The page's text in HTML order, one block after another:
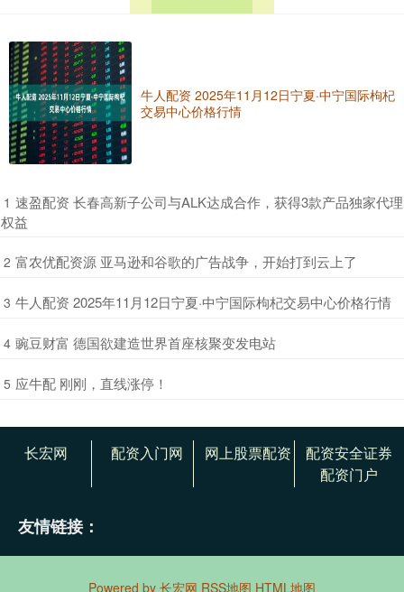
牛人配资 2025年11月12日宁夏·中宁国际枸杞
交易中心价格行情
1 ​速盈配资 长春高新子公司与ALK达成合作，获得3款产品独家代理
权益
2 ​富农优配资源 亚马逊和谷歌的广告战争，开始打到云上了
3 ​牛人配资 2025年11月12日宁夏·中宁国际枸杞交易中心价格行情
4 ​豌豆财富 德国欲建造世界首座核聚变发电站
5 ​应牛配 刚刚，直线涨停！
长宏网 配资入门网 网上股票配资
配资安全证券
配资门户
友情链接：
Powered by 长宏网 RSS地图 HTML地图